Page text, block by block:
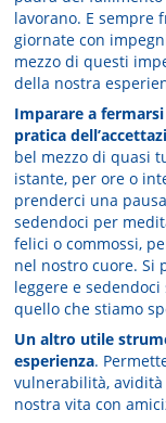
lavorano. E sempre
giornate con
mezzo di questi
della nostra
Imparare a
pratica
bel mezzo di quasi
istante, per ore o
prenderci una
sedendoci per
felici o commossi,
nel nostro cuore. Si
leggere e
quello che stiamo
Un altro utile
esperienza.
vulnerabilità,
nostra vita con